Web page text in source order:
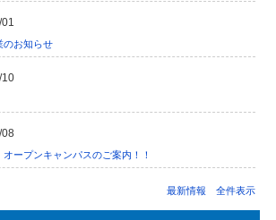
のお知らせ
ープンキャンパスのご案内！！
最新情報 全件表示